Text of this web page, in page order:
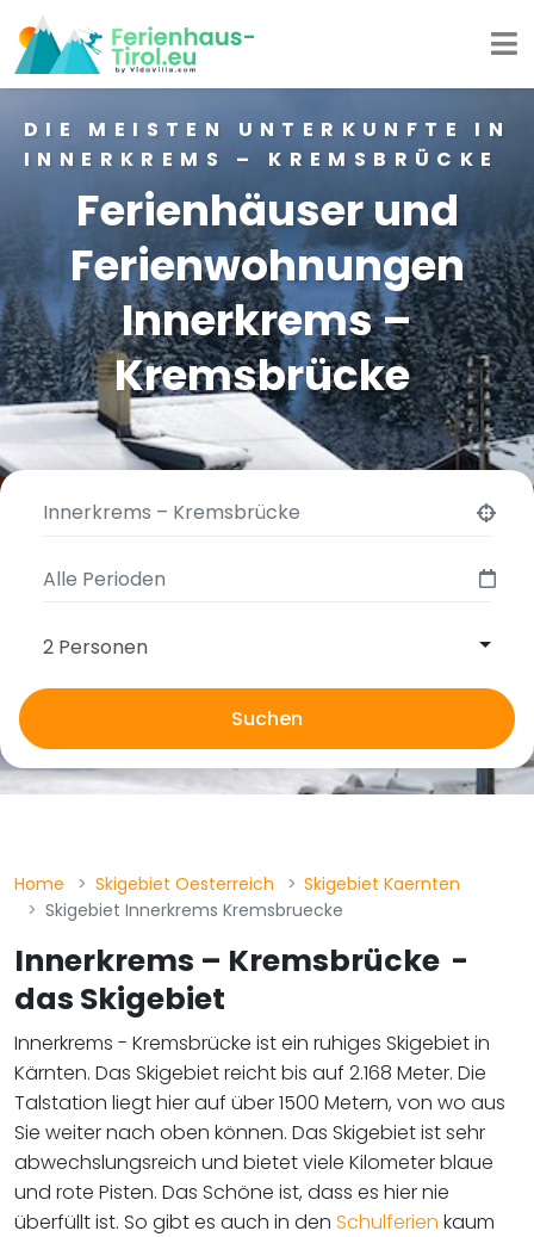
DIE MEISTEN UNTERKUNFTE IN
INNERKREMS – KREMSBRÜCKE
Ferienhäuser und
Ferienwohnungen
Innerkrems –
Kremsbrücke
2 Personen
Suchen
Home Skigebiet Oesterreich
Skigebiet Kaernten
Skigebiet Innerkrems Kremsbruecke
Innerkrems – Kremsbrücke ​​​​​​​ -
das Skigebiet
Innerkrems - Kremsbrücke ist ein ruhiges Skigebiet in
Kärnten. Das Skigebiet reicht bis auf 2.168 Meter. Die
Talstation liegt hier auf über 1500 Metern, von wo aus
Sie weiter nach oben können. Das Skigebiet ist sehr
abwechslungsreich und bietet viele Kilometer blaue
und rote Pisten. Das Schöne ist, dass es hier nie
überfüllt ist. So gibt es auch in den Schulferien kaum